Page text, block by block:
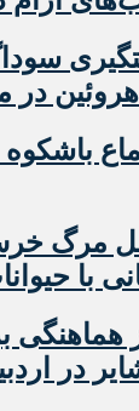
مرگ
با
در